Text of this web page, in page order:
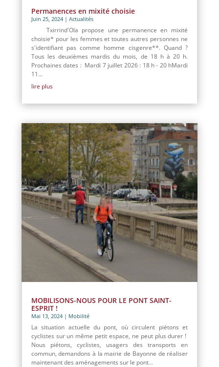
Permanences en mixité choisie
Juin 25, 2024| Actualités
Txirrind'Ola propose une permanence en mixité
choisie* pour les femmes et toutes autres personnes ne
s'identifiant pas comme homme cisgenre**. Quand ?
Tous les deuxièmes mardis du mois, de 18 h à 20 h.
Prochaines dates : Mardi 7 juillet 2026 : 18 h - 20 hMardi
11...
lire plus
MOBILISONS-NOUS POUR LE PONT SAINT-
ESPRIT !
Mai 13, 2024| Mobilité
La situation actuelle du pont, où circulent piétons et
cyclistes sur un même petit espace, ne peut plus durer !
Nous piétons, cyclistes, usagers des transports en
commun, demandons à la mairie de Bayonne de réaliser
maintenant des aménagements sur le pont...